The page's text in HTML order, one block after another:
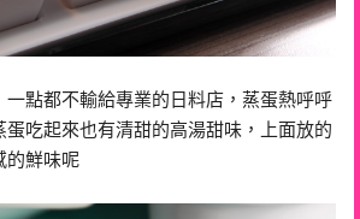
一點都不輸給專業的日料店，蒸蛋熱呼呼
蛋吃起來也有清甜的高湯甜味，上面放的
的鮮味呢